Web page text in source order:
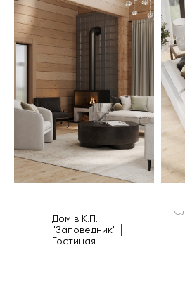
Дом в К.П.
"Заповедник" │
Гостиная